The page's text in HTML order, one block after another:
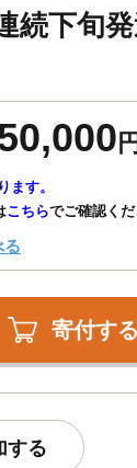
続下旬
円
ます。
こちらでご確認くだ
る
寄付する
する